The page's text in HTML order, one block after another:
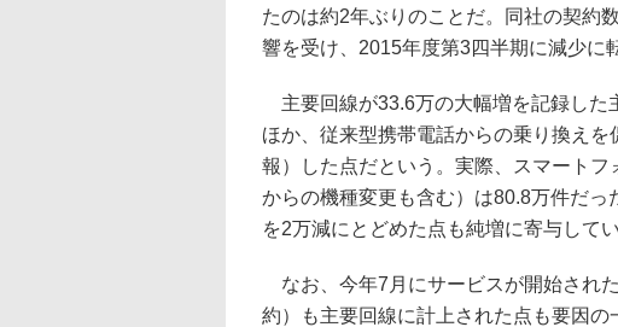
たのは約2年ぶりのことだ。同社の契約
響を受け、2015年度第3四半期に減少に
主要回線が33.6万の大幅増を記録した
ほか、従来型携帯電話からの乗り換え
報）した点だという。実際、スマート
からの機種変更も含む）は80.8万件だ
を2万減にとどめた点も純増に寄与してい
なお、今年7月にサービスが開始され
約）も主要回線に計上された点も要因の